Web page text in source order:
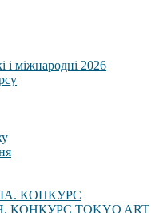
і міжнародні 2026
КОНКУРС
КОНКУРС TOKYO ART